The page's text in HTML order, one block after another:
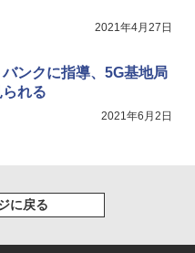
2021年4月27日
ンクに指導、5G基地局
れる
2021年6月2日
に戻る